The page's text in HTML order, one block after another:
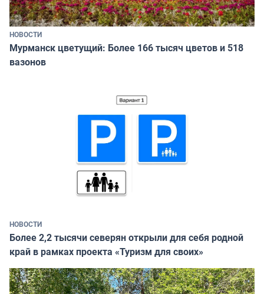
НОВОСТИ
Мурманск цветущий: Более 166 тысяч цветов и 518
вазонов
НОВОСТИ
Более 2,2 тысячи северян открыли для себя родной
край в рамках проекта «Туризм для своих»